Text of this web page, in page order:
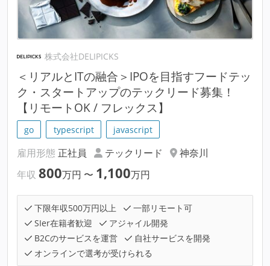
株式会社DELIPICKS
＜リアルとITの融合＞IPOを目指すフードテッ
ク・スタートアップのテックリード募集！
【リモートOK / フレックス】
go typescript javascript
雇用形態 正社員 テックリード
神奈川
年収 800万円 〜 1,100万円
下限年収500万円以上
一部リモート可
SIer在籍者歓迎
アジャイル開発
B2Cのサービスを運営
自社サービスを開発
オンラインで選考が受けられる